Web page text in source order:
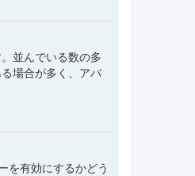
並んでいる数の多
場合が多く、アバ
を有効にするかどう